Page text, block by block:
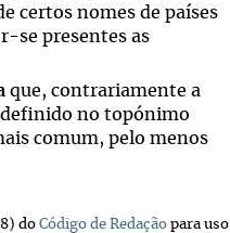
certos nomes de países
se presentes as
que, contrariamente a
definido no topónimo
comum, pelo menos
do Código de Redação para uso